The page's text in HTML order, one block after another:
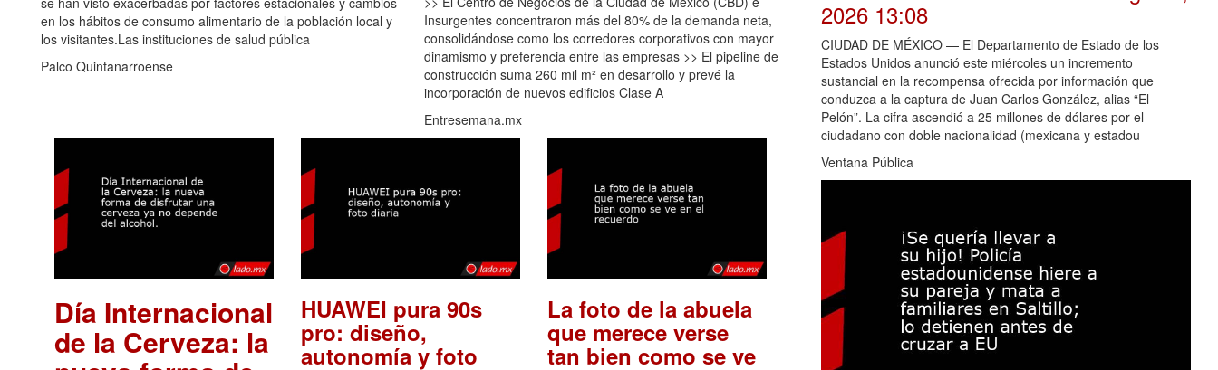
en los hábitos de consumo alimentario de la población local y
los visitantes.Las instituciones de salud pública
Palco Quintanarroense
Insurgentes concentraron más del 80% de la demanda neta,
consolidándose como los corredores corporativos con mayor
dinamismo y preferencia entre las empresas >> El pipeline de
construcción suma 260 mil m² en desarrollo y prevé la
incorporación de nuevos edificios Clase A
Entresemana.mx
Día Internacional
de la Cerveza: la
HUAWEI pura 90s
pro: diseño,
autonomía y foto
La foto de la abuela
que merece verse
tan bien como se ve
2026 13:08
CIUDAD DE MÉXICO — El Departamento de Estado de los
Estados Unidos anunció este miércoles un incremento
sustancial en la recompensa ofrecida por información que
conduzca a la captura de Juan Carlos González, alias “El
Pelón”. La cifra ascendió a 25 millones de dólares por el
ciudadano con doble nacionalidad (mexicana y estadou
Ventana Pública